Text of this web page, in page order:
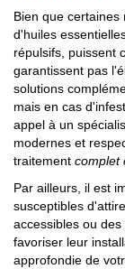
Bien que certaines
d'huiles
répulsifs, puissent
garantissent pas
solutions
mais en cas
appel à un
modernes et
traitement complet
Par ailleurs, il est
susceptibles
accessibles ou
favoriser leur
approfondie de